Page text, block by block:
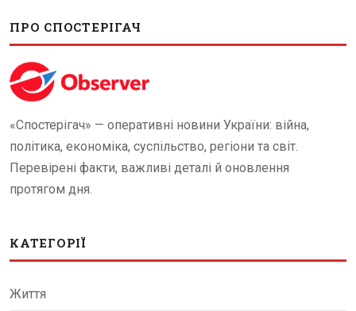
ПРО СПОСТЕРІГАЧ
«Спостерігач» — оперативні новини України: війна,
політика, економіка, суспільство, регіони та світ.
Перевірені факти, важливі деталі й оновлення
протягом дня.
КАТЕГОРІЇ
Життя